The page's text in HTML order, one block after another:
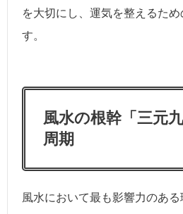
を大切にし、運気を整えるた
す。
風水の根幹「三元
周期
風水において最も影響力のあ